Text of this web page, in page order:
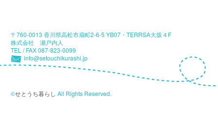
〒760-0013 香川県高松市扇町2-6-5 YB07・TERRSA大坂４F
株式会社 瀬戸内人
TEL / FAX 087-823-0099
info@setouchikurashi.jp
©せとうち暮らし All Rights Reserved.